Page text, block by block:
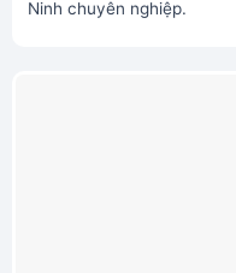
Ninh chuyên nghiệp.